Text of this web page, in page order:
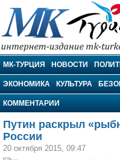
МК-Турция
МК-ТУРЦИЯ НОВОСТИ
ЭКОНОМИКА КУЛЬТУРА
КОММЕНТАРИИ
Путин раскрыл
России
20 октября 2015, 09:47